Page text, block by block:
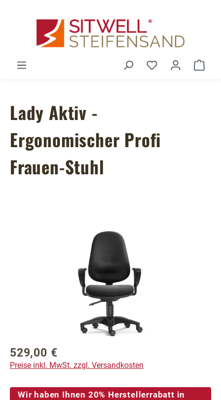
Du hast 0
Lady Aktiv -
Ergonomischer Profi
Frauen-Stuhl
Bildergalerie überspringen
Regulärer Preis:
529,00 €
Preise inkl. MwSt. zzgl. Versandkosten
Wir haben Ihnen 20% Herstellerrabatt in